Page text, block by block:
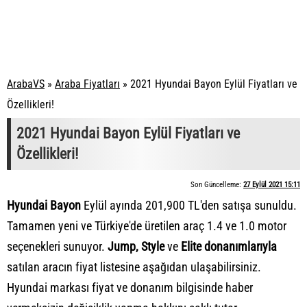
ArabaVS » Araba Fiyatları » 2021 Hyundai Bayon Eylül Fiyatları ve
Özellikleri!
2021 Hyundai Bayon Eylül Fiyatları ve
Özellikleri!
Son Güncelleme: 27 Eylül 2021 15:11
Hyundai Bayon Eylül ayında 201,900 TL'den satışa sunuldu.
Tamamen yeni ve Türkiye'de üretilen araç 1.4 ve 1.0 motor
seçenekleri sunuyor. Jump, Styleve Elite donanımlarıyla
satılan aracın fiyat listesine aşağıdan ulaşabilirsiniz.
Hyundai markası fiyat ve donanım bilgisinde haber